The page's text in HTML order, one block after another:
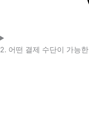
2. 어떤 결제 수단이 가능